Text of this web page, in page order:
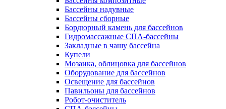
Бассейны надувные
Бассейны сборные
Бордюрный камень для бассейнов
Гидромассажные СПА-бассейны
Закладные в чашу бассейна
Купели
Мозаика, облицовка для бассейнов
Оборудование для бассейнов
Освещение для бассейнов
Павильоны для бассейнов
Робот-очиститель